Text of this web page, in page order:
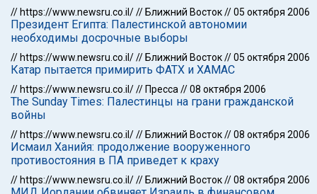
// https://www.newsru.co.il/// Ближний Восток//05 октября 2006
Президент Египта: Палестинской автономии
необходимы досрочные выборы
// https://www.newsru.co.il/// Ближний Восток//05 октября 2006
Катар пытается примирить ФАТХ и ХАМАС
// https://www.newsru.co.il/// Пресса //08 октября 2006
The Sunday Times: Палестинцы на грани гражданской
войны
// https://www.newsru.co.il/// Ближний Восток//08 октября 2006
Исмаил Ханийя: продолжение вооруженного
противостояния в ПА приведет к краху
// https://www.newsru.co.il/// Ближний Восток//08 октября 2006